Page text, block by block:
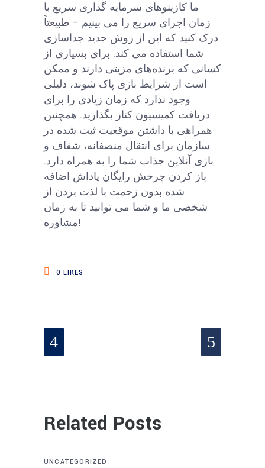
ما کازینوهای سرمایه گذاری سریع با
زمان اجرای سریع را می بینیم – طبیعتاً
درک کنید که این از روش جدید جداسازی
شما استفاده می کند. برای بسیاری از
کسانی که برنده‌های مزیتی دارند و ممکن
است از شرایط بازی پاک شوند، دلیلی
وجود ندارد که زمان زیادی را برای
دریافت کمیسیون کنار بگذارید. همچنین
همراهی با داشتن موقعیت ثبت شده در
سازمان برای انتقال منصفانه، شفاف و
بازی آنلاین جذاب شما را به همراه دارد.
باز کردن چرخش رایگان پاداش اضافه
شده بدون زحمت با لذت بردن از
شخصی ما و شما می توانید تا به زمان
مشاوره!
0 LIKES
Related Posts
UNCATEGORIZED